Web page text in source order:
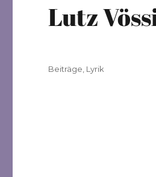
Lutz
Veröffentlicht
Kategorien
Beiträge Lyrik